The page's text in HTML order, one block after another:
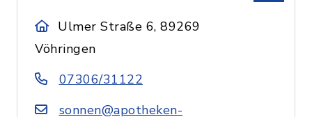
Ulmer Straße 6, 89269
Vöhringen
07306/31122
sonnen@apotheken-